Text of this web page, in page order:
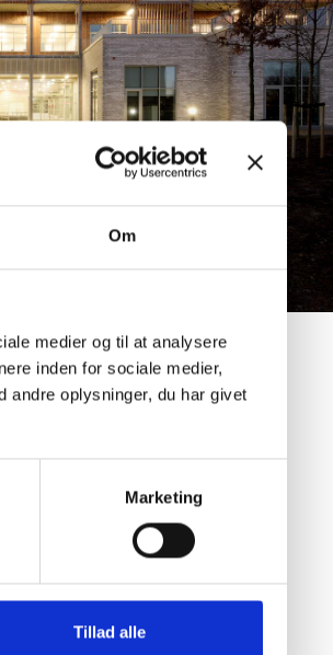
Om
medier og til at analysere
inden for sociale medier,
andre oplysninger, du har givet
Marketing
Tillad alle
klar til indflytning.